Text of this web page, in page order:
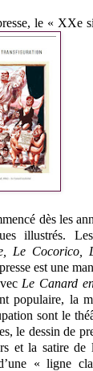
le « XXe
dès les
illustrés.
Le Cocorico,
est une
Le Canard
populaire, la
sont le
le dessin de
et la satire de
d’une « ligne